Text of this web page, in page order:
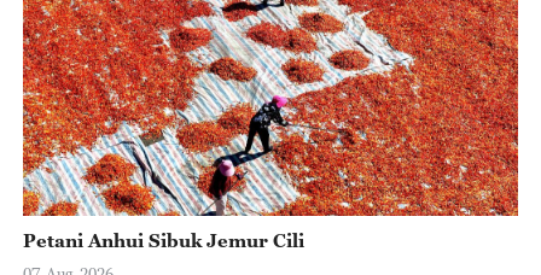
Petani Anhui Sibuk Jemur Cili